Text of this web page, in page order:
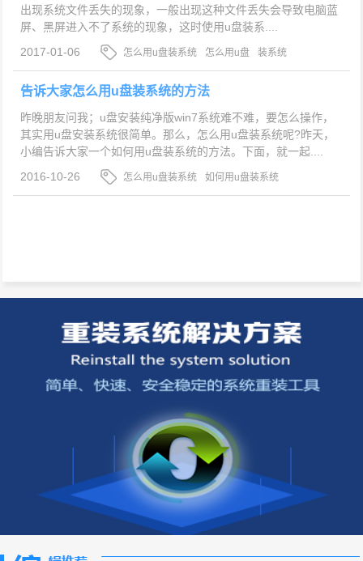
出现系统文件丢失的现象，一般出现这种文件丢失会导致电脑蓝
屏、黑屏进入不了系统的现象，这时使用u盘装系....
2017-01-06
怎么用u盘装系统 怎么用u盘 装系统
告诉大家怎么用u盘装系统的方法
昨晚朋友问我；u盘安装纯净版win7系统难不难，要怎么操作，
其实用u盘安装系统很简单。那么，怎么用u盘装系统呢?昨天，
小编告诉大家一个如何用u盘装系统的方法。下面，就一起....
2016-10-26
怎么用u盘装系统 如何用u盘装系统